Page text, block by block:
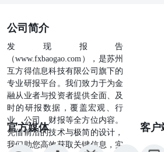
区间8105-9000元/千克。 有色金
降，中国央行保持LPR利率不变
关键点位（伦铜1万美元）后回落
9910美元/吨，沪铜主力合约收至
昨日LME库存续减1900至223275
45.3%，Cash/3M贴水48.9美元/吨
区现货由小幅升水转为平水，盘
成交回落。广东地区库存延续减
货升水期货涨至185元/吨，整体
日国内铜现货进口亏损扩大至750
比上涨。废铜方面，昨日国内精
公司简介
发现报告
（www.fxbaogao.com），是苏州
互方得信息科技有限公司旗下的
专业研报平台。我们致力于为金
融从业者与投资者提供全面、及
时的研报数据，覆盖宏观、行
业、公司、财报等全方位内容。
凭借前沿的技术与极简的设计，
我们助您高效获取关键信息，实
官方媒体 客户